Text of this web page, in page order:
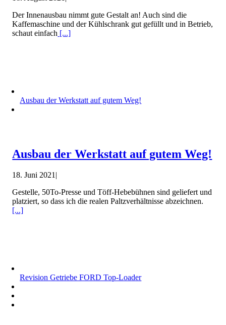
Der Innenausbau nimmt gute Gestalt an! Auch sind die
Kaffemaschine und der Kühlschrank gut gefüllt und in Betrieb,
schaut einfach [...]
Ausbau der Werkstatt auf gutem Weg!
Ausbau der Werkstatt auf gutem Weg!
18. Juni 2021|
Gestelle, 50To-Presse und Töff-Hebebühnen sind geliefert und
platziert, so dass ich die realen Paltzverhältnisse abzeichnen.
[...]
Revision Getriebe FORD Top-Loader